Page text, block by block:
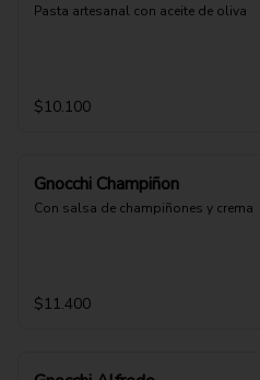
Pasta artesanal con aceite de oliva
$10.100
Gnocchi Champiñon
Con salsa de champiñones y crema
$11.400